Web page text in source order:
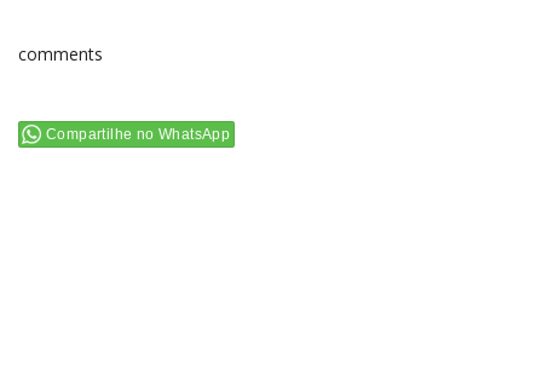
comments
Compartilhe no WhatsApp